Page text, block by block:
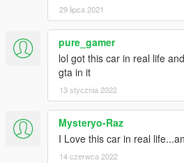
29 lipca 2021
pure_gamer
lol got this car in real life
gta in it
13 stycznia 2022
Mysteryo-Raz
I Love this car in real
14 czerwca 2022